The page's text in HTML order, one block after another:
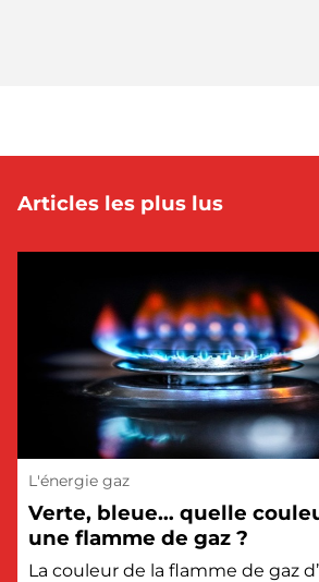
Articles les plus lus
L'énergie gaz
Verte, bleue… quelle
une flamme de gaz ?
La couleur de la flamme de gaz